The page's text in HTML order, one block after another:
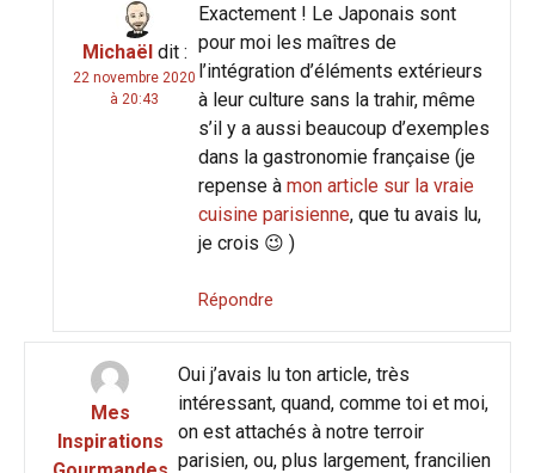
Michaël dit :
22 novembre 2020
à 20:43
Exactement ! Le Japonais sont
pour moi les maîtres de
l’intégration d’éléments extérieurs
à leur culture sans la trahir, même
s’il y a aussi beaucoup d’exemples
dans la gastronomie française (je
repense à mon article sur la vraie
cuisine parisienne, que tu avais lu,
je crois 😉 )
Répondre
Mes
Inspirations
Oui j’avais lu ton article, très
intéressant, quand, comme toi et moi,
on est attachés à notre terroir
parisien, ou, plus largement, francilien